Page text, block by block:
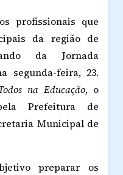
profissionais que
da região de
da Jornada
segunda-feira, 23.
na Educação, o
Prefeitura de
Municipal de
preparar os